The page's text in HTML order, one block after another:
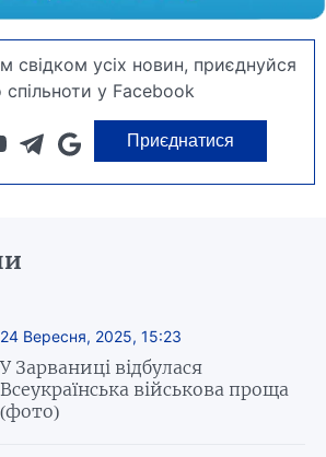
свідком усіх новин, приєднуйся
спільноти у Facebook
Приєднатися
24 Вересня, 2025, 15:23
У Зарваниці відбулася
Всеукраїнська військова проща
(фото)